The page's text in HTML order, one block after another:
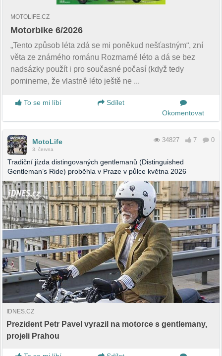
MOTOLIFE.CZ
Motorbike 6/2026
„Tento způsob léta zdá se mi poněkud nešťastným“, zní
věta ze známého románu Rozmarné léto a dá se bez
nadsázky použít i pro současné počasí (když tedy
pomineme, že vlastně léto ještě ne ...
To se mi líbí
Sdílet
Okomentovat
MotoLife
3. června
34827 7 0
Tradiční jízda distingovaných gentlemanů (Distinguished
Gentleman’s Ride) proběhla v Praze v půlce května 2026
IDNES.CZ
Prezident Petr Pavel vyrazil na motorce s gentlemany,
projeli Prahou